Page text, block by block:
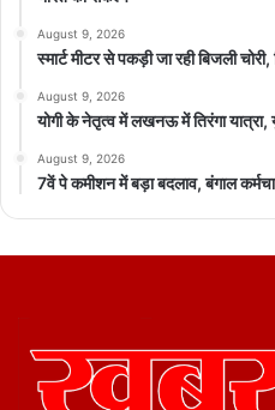
August 9, 2026
स्मार्ट मीटर से पकड़ी जा रही बिजली
August 9, 2026
योगी के नेतृत्व में लखनऊ में तिरंगा
August 9, 2026
7वें पे कमीशन में बड़ा बदलाव, बंगाल